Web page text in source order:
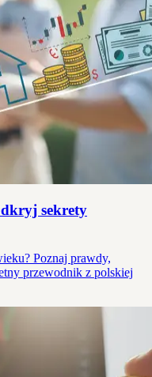
sekrety
Poznaj prawdy,
przewodnik z polskiej